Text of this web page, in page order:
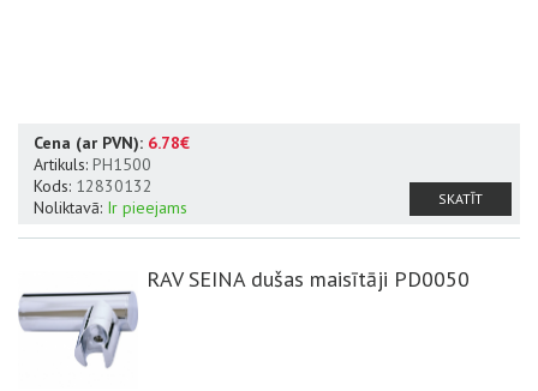
Cena (ar PVN): 6.78€
Artikuls: PH1500
Kods: 12830132
Noliktavā: Ir pieejams SKATĪT
RAV SEINA dušas maisītāji PD0050